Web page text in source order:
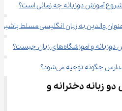
آموزش دوزبانه چه زمانی است؟
عنوان والدین به زبان انگلیسی مسلط
و آموزشگاه‌های زبان چیست؟
چگونه توجیه می‌شود؟
زبانه دخترانه و